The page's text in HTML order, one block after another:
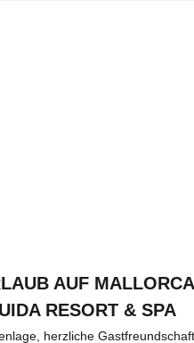
AUF
RESORT & SPA
herzliche